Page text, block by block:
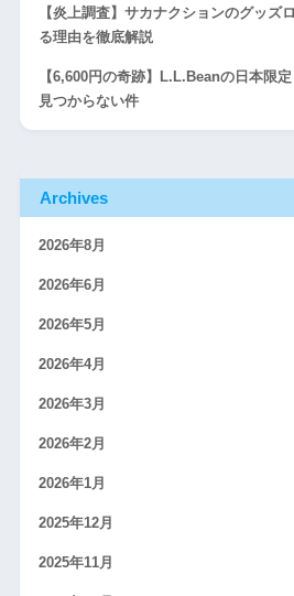
【炎上調査】サカナクションのグッズ
る理由を徹底解説
【6,600円の奇跡】L.L.Beanの日本限
見つからない件
Archives
2026年8月
2026年6月
2026年5月
2026年4月
2026年3月
2026年2月
2026年1月
2025年12月
2025年11月